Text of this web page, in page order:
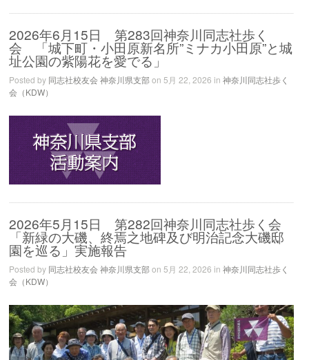
2026年6月15日 第283回神奈川同志社歩く
会 「城下町・小田原新名所”ミナカ小田原”と城
址公園の紫陽花を愛でる」
Posted by 同志社校友会 神奈川県支部on 5月 22, 2026 in神奈川同志社歩く
会（KDW）
2026年5月15日 第282回神奈川同志社歩く会
「新緑の大磯、終焉之地碑及び明治記念大磯邸
園を巡る」実施報告
Posted by 同志社校友会 神奈川県支部on 5月 22, 2026 in神奈川同志社歩く
会（KDW）